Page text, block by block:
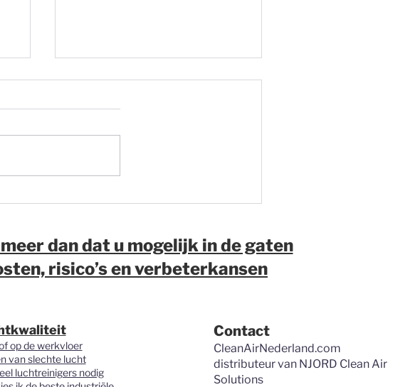
niet met aannames, maar
met inzicht.
dan dat u mogelijk in de gaten
risico’s en verbeterkansen
op de werkvloer
van slechte lucht
luchtreinigers nodig
Contact
CleanAirNederland.com
distributeur van NJORD Clean Air
Solutions